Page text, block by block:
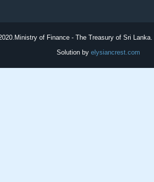
Ministry of Finance - The Treasury of Sri
Solution by elysiancrest.com